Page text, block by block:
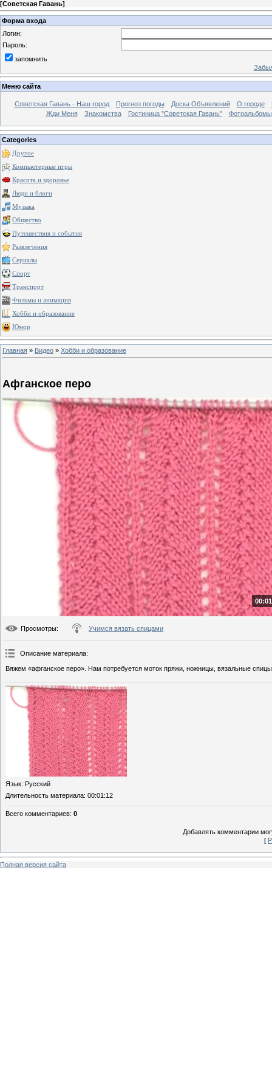
[Советская Гавань]
Форма входа
Логин:
Пароль:
запомнить
Меню сайта
Советская Гавань - Наш город Прогноз погоды Доска Объявлений О городе
Жди Меня
Знакомства Гостиница "Советская Гавань" Фотоальбомы
Categories
Другое
Компьютерные игры
Красота и здоровье
Люди и блоги
Музыка
Общество
Путешествия и события
Развлечения
Сериалы
Спорт
Транспорт
Фильмы и анимация
Хобби и образование
Юмор
Главная » Видео » Хобби и образование
Афганское перо
Просмотры: Учимся вязать спицами
Описание материала:
Вяжем «афганское перо». Нам потребуется моток пряжи, ножницы, вязальные
Язык: Русский
Длительность материала: 00:01:12
Всего комментариев: 0
Добавлять комментарии
[
Полная версия сайта